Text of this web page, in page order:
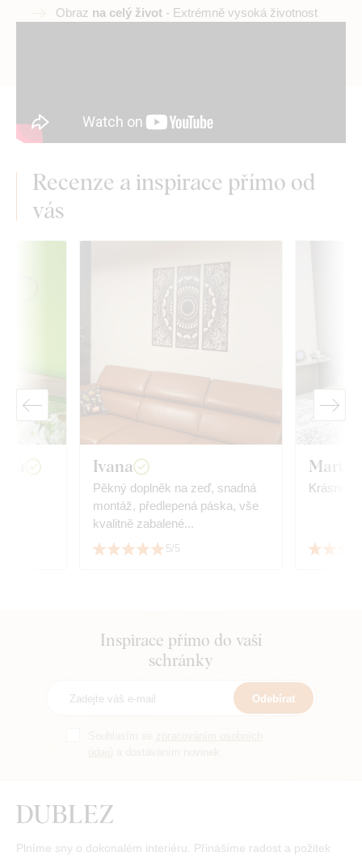
Obraz na celý život - Extrémně vysoká životnost
Recenze a inspirace přímo od
vás
Ivana
Pěkný doplněk na zeď, snadná
montáž, předlepená páska, vše
kvalitně zabalené...
5/5
Marta
Krásná
Inspirace přímo do vaší
schránky
Odebírat
Plníme sny o dokonalém interiéru. Přinášíme radost a požitek